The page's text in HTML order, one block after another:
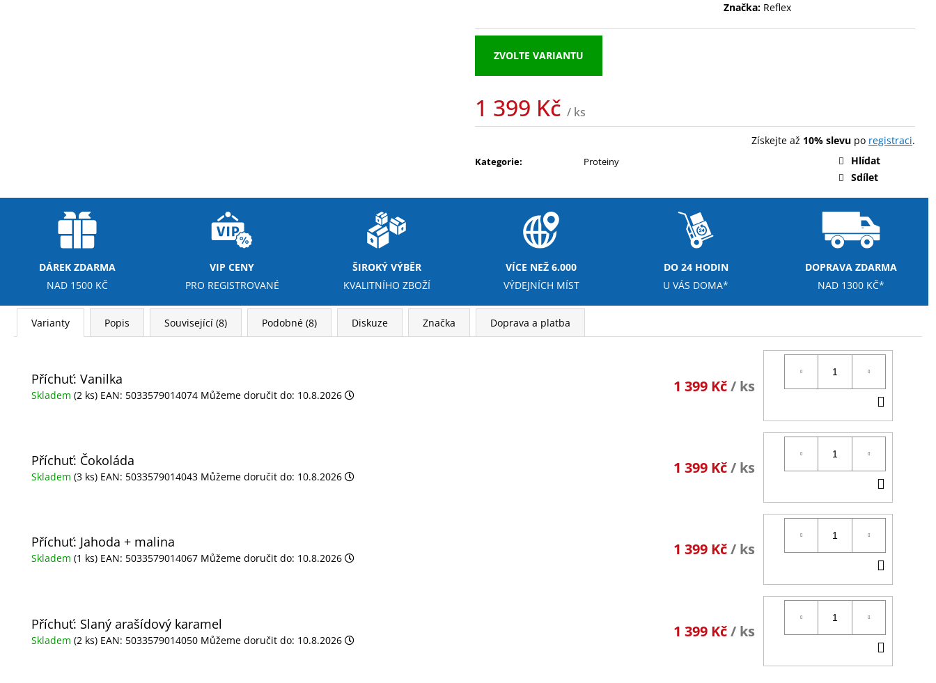
ZVOLTE VARIANTU
Značka: Reflex
1 399 Kč / ks
Měrná
Získejte až 10% slevu po registraci.
Kategorie: Proteiny
Hlídat
Sdílet
DÁREK ZDARMA
NAD 1500 KČ
VIP CENY
PRO REGISTROVANÉ
ŠIROKÝ VÝBĚR
KVALITNÍHO ZBOŽÍ
VÍCE NEŽ 6.000
VÝDEJNÍCH MÍST
DO 24 HODIN
U VÁS DOMA*
DOPRAVA ZDARMA
NAD 1300 KČ*
Varianty Popis Související (8) Podobné (8) Diskuze Značka Doprava a platba
Příchuť: Vanilka
Skladem (2 ks) EAN: 5033579014074 Můžeme doručit do: 10.8.2026 1 399 Kč/ ks
Příchuť: Čokoláda
Skladem (3 ks) EAN: 5033579014043 Můžeme doručit do: 10.8.2026 1 399 Kč/ ks
Příchuť: Jahoda + malina
Skladem (1 ks) EAN: 5033579014067 Můžeme doručit do: 10.8.2026 1 399 Kč/ ks
Příchuť: Slaný arašídový karamel
Skladem (2 ks) EAN: 5033579014050 Můžeme doručit do: 10.8.2026 1 399 Kč/ ks